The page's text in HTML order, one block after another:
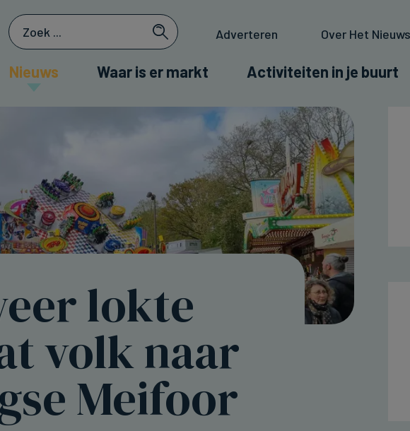
Adverteren Over Het
Nieuws Waar is er markt Activiteiten in je buurt
lokte
volk naar
Meifoor